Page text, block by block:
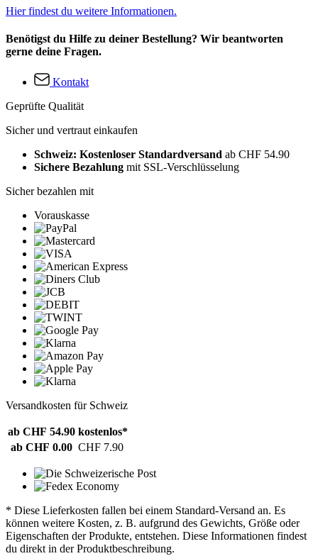
Hier findest du weitere Informationen.
Benötigst du Hilfe zu deiner Bestellung? Wir beantworten
gerne deine Fragen.
Kontakt
Geprüfte Qualität
Sicher und vertraut einkaufen
Schweiz: Kostenloser Standardversand ab CHF 54.90
Sichere Bezahlung mit SSL-Verschlüsselung
Sicher bezahlen mit
Vorauskasse
Versandkosten für Schweiz
ab CHF 54.90 kostenlos*
ab CHF 0.00 CHF 7.90
* Diese Lieferkosten fallen bei einem Standard-Versand an. Es
können weitere Kosten, z. B. aufgrund des Gewichts, Größe oder
Eigenschaften der Produkte, entstehen. Diese Informationen findest
du direkt in der Produktbeschreibung.